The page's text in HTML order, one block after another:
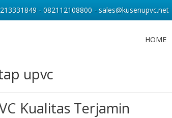
HOME
upvc
Kualitas Terjamin
- 082112108800 - sales@kusenupvc.net